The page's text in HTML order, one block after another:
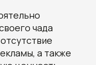
чада
а также